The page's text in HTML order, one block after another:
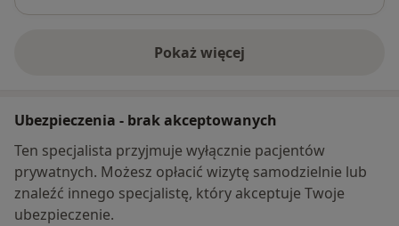
Pokaż więcej
o adresie
Ubezpieczenia - brak akceptowanych
Ten specjalista przyjmuje wyłącznie pacjentów
prywatnych. Możesz opłacić wizytę samodzielnie lub
znaleźć innego specjalistę, który akceptuje Twoje
ubezpieczenie.